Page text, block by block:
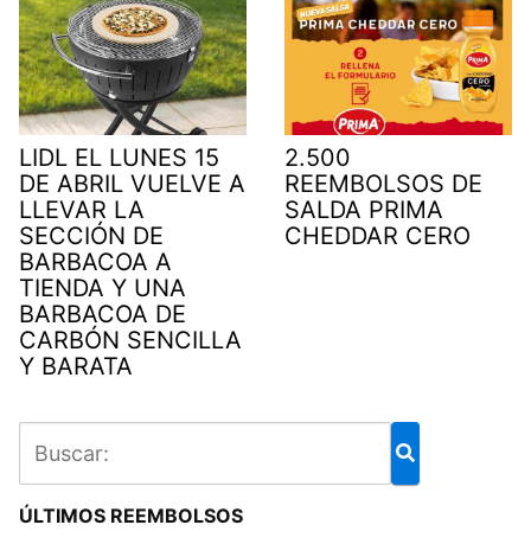
LIDL EL LUNES 15
DE ABRIL VUELVE A
LLEVAR LA
SECCIÓN DE
BARBACOA A
TIENDA Y UNA
BARBACOA DE
CARBÓN SENCILLA
Y BARATA
2.500
REEMBOLSOS DE
SALDA PRIMA
CHEDDAR CERO
ÚLTIMOS REEMBOLSOS